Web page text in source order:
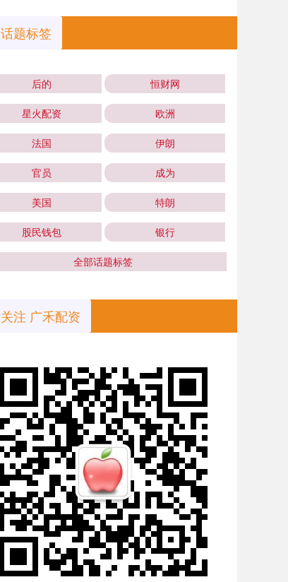
话题标签
后的 恒财网
星火配资 欧洲
法国 伊朗
官员 成为
美国 特朗
股民钱包 银行
全部话题标签
关注 广禾配资